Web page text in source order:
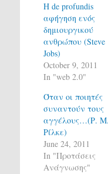
Η de profundis
αφήγηση ενός
δημιουργικού
ανθρώπου (Steve
Jobs)
October 9, 2011
In "web 2.0"
Όταν οι ποιητές
συναντούν τους
αγγέλους…(Ρ. Μ.
Ρίλκε)
June 24, 2011
In "Προτάσεις
Ανάγνωσης"